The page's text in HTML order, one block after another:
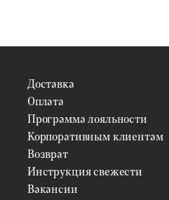
Доставка
Оплата
Программа лояльности
Корпоративным клиентам
Возврат
Инструкция свежести
Вакансии